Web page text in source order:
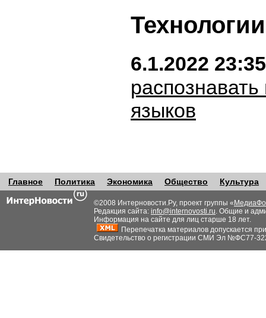
Технологии
6.1.2022 23:35
распознавать
языков
Главное Политика Экономика Общество Культура
©2008 Интерновости.Ру, проект группы «
Редакция сайта: info@internovosti.ru. Общие и
Информация на сайте для лиц старше 18 лет.
Перепечатка материалов допускается
Свидетельство о регистрации СМИ Эл №ФС77-